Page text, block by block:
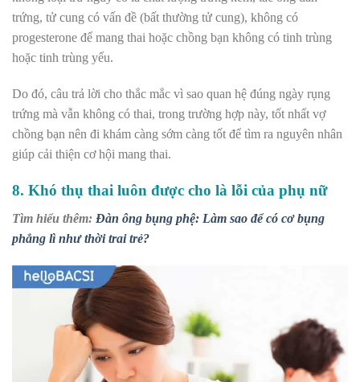
trứng, tử cung có vấn đề (bất thường tử cung), không có
progesterone để mang thai hoặc chồng bạn không có tinh trùng
hoặc tinh trùng yếu.
Do đó, câu trả lời cho thắc mắc vì sao quan hệ đúng ngày rụng
trứng mà vẫn không có thai, trong trường hợp này, tốt nhất vợ
chồng bạn nên đi khám càng sớm càng tốt để tìm ra nguyên nhân
giúp cải thiện cơ hội mang thai.
8. Khó thụ thai luôn được cho là lỗi của phụ nữ
Tìm hiểu thêm: Đàn ông bụng phệ: Làm sao để có cơ bụng
phẳng lì như thời trai trẻ?